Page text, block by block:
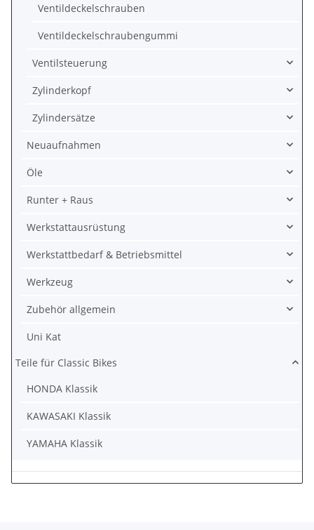
Ventildeckelschrauben
Ventildeckelschraubengummi
Ventilsteuerung
Zylinderkopf
Zylindersätze
Neuaufnahmen
Öle
Runter + Raus
Werkstattausrüstung
Werkstattbedarf & Betriebsmittel
Werkzeug
Zubehör allgemein
Uni Kat
Teile für Classic Bikes
HONDA Klassik
KAWASAKI Klassik
YAMAHA Klassik